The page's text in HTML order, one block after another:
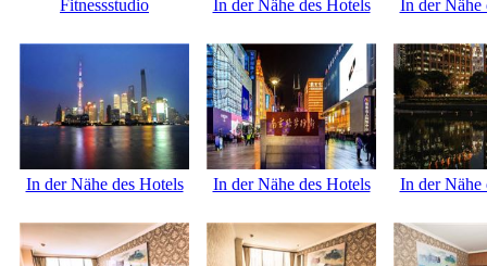
Fitnessstudio In der Nähe des Hotels In der Nähe
In der Nähe des Hotels In der Nähe des Hotels In der Nähe